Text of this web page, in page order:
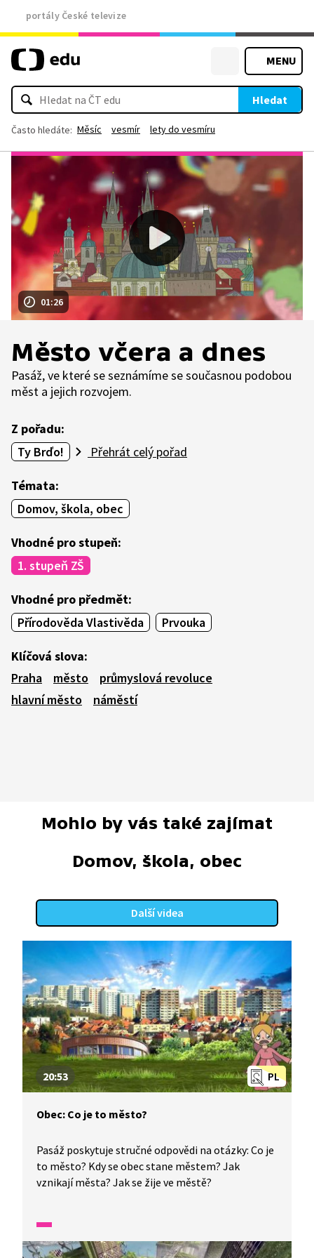
portály České televize
MENU
Hledat
Často hledáte: Měsíc vesmír lety do vesmíru
01:26
Město včera a dnes
Pasáž, ve které se seznámíme se současnou podobou
měst a jejich rozvojem.
Z pořadu:
Ty Brďo!
Přehrát celý pořad
Témata:
Domov, škola, obec
Vhodné pro stupeň:
1. stupeň ZŠ
Vhodné pro předmět:
Přírodověda Vlastivěda
Prvouka
Klíčová slova:
Praha
město
průmyslová revoluce
hlavní město
náměstí
Mohlo by vás také zajímat
Domov, škola, obec
Další videa
PL
20:53
Obec: Co je to město?
Pasáž poskytuje stručné odpovědi na otázky: Co je
to město? Kdy se obec stane městem? Jak
vznikají města? Jak se žije ve městě?